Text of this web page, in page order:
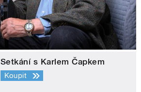
Setkání s Karlem Čapkem
Koupit